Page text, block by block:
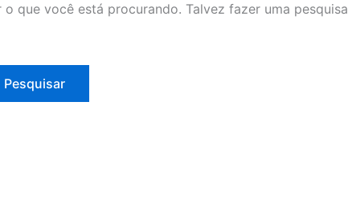
que você está procurando. Talvez fazer uma pesquisa